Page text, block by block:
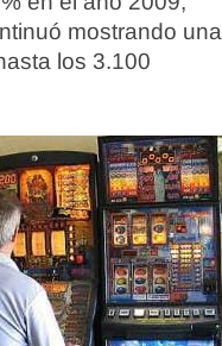
mostrando una
los 3.100